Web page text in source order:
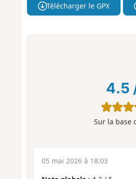
Télécharger le GPX
4.5
Sur la base
05 mai 2026 à 18:03